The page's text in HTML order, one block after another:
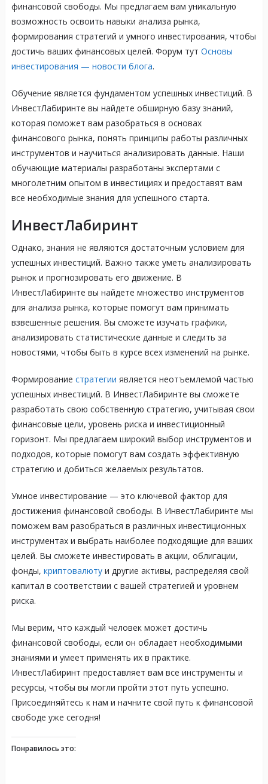
финансовой свободы. Мы предлагаем вам уникальную
возможность освоить навыки анализа рынка,
формирования стратегий и умного инвестирования, чтобы
достичь ваших финансовых целей. Форум тут Основы
инвестирования — новости блога.
Обучение является фундаментом успешных инвестиций. В
ИнвестЛабиринте вы найдете обширную базу знаний,
которая поможет вам разобраться в основах
финансового рынка, понять принципы работы различных
инструментов и научиться анализировать данные. Наши
обучающие материалы разработаны экспертами с
многолетним опытом в инвестициях и предоставят вам
все необходимые знания для успешного старта.
ИнвестЛабиринт
Однако, знания не являются достаточным условием для
успешных инвестиций. Важно также уметь анализировать
рынок и прогнозировать его движение. В
ИнвестЛабиринте вы найдете множество инструментов
для анализа рынка, которые помогут вам принимать
взвешенные решения. Вы сможете изучать графики,
анализировать статистические данные и следить за
новостями, чтобы быть в курсе всех изменений на рынке.
Формирование стратегии является неотъемлемой частью
успешных инвестиций. В ИнвестЛабиринте вы сможете
разработать свою собственную стратегию, учитывая свои
финансовые цели, уровень риска и инвестиционный
горизонт. Мы предлагаем широкий выбор инструментов и
подходов, которые помогут вам создать эффективную
стратегию и добиться желаемых результатов.
Умное инвестирование — это ключевой фактор для
достижения финансовой свободы. В ИнвестЛабиринте мы
поможем вам разобраться в различных инвестиционных
инструментах и выбрать наиболее подходящие для ваших
целей. Вы сможете инвестировать в акции, облигации,
фонды, криптовалютуи другие активы, распределяя свой
капитал в соответствии с вашей стратегией и уровнем
риска.
Мы верим, что каждый человек может достичь
финансовой свободы, если он обладает необходимыми
знаниями и умеет применять их в практике.
ИнвестЛабиринт предоставляет вам все инструменты и
ресурсы, чтобы вы могли пройти этот путь успешно.
Присоединяйтесь к нам и начните свой путь к финансовой
свободе уже сегодня!
Понравилось это: